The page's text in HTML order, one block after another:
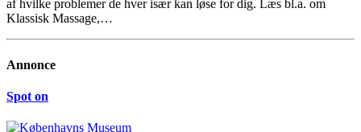
af hvilke problemer de hver især kan løse for dig. Læs bl.a. om
Klassisk Massage,…
Annonce
Spot on